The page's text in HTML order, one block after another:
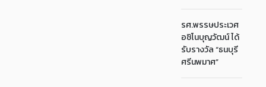
รศ.พรรษประเวศ
อชิโนบุญวัฒน์ ได้
รับรางวัล “ธนบุรี
ศรีนพมาศ”